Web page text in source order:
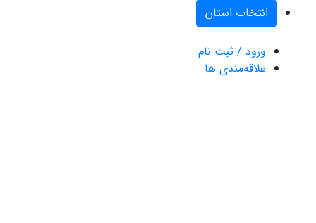
انتخاب استان
ورود / ثبت نام
علاقه‌مندی ها